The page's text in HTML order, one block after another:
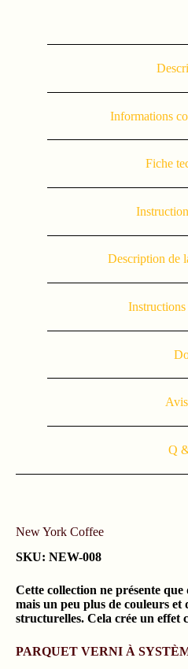
Informations
Fiche
Description de
Instructions
Q
New York Coffee
SKU: NEW-008
Cette collection ne présente que
mais un peu plus de couleurs et
structurelles. Cela crée un effet
PARQUET VERNI À